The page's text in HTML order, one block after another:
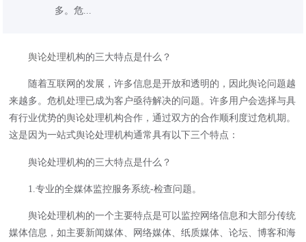
多。危...
舆论处理机构的三大特点是什么？
随着互联网的发展，许多信息是开放和透明的，因此舆论问题越
来越多。危机处理已成为客户亟待解决的问题。许多用户会选择与具
有行业优势的舆论处理机构合作，通过双方的合作顺利度过危机期。
这是因为一站式舆论处理机构通常具有以下三个特点：
舆论处理机构的三大特点是什么？
1.专业的全媒体监控服务系统-检查问题。
舆论处理机构的一个主要特点是可以监控网络信息和大部分传统
媒体信息，如主要新闻媒体、网络媒体、纸质媒体、论坛、博客和海